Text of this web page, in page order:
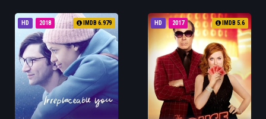
HD 2018 IMDB 6.979 HD 2017 IMDB 5.6